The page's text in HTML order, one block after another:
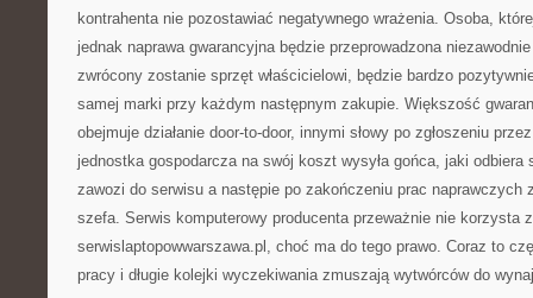
kontrahenta nie pozostawiać negatywnego wrażenia. Osoba,
jednak naprawa gwarancyjna będzie przeprowadzona
zwrócony zostanie sprzęt właścicielowi, będzie bardzo
samej marki przy każdym następnym zakupie. Większość
obejmuje działanie door-to-door, innymi słowy po zgłoszeniu
jednostka gospodarcza na swój koszt wysyła gońca, jaki odbiera
zawozi do serwisu a następie po zakończeniu prac naprawczych
szefa. Serwis komputerowy producenta przeważnie nie korzysta z
serwislaptopowwarszawa.pl, choć ma do tego prawo. Coraz to
pracy i długie kolejki wyczekiwania zmuszają wytwórców do